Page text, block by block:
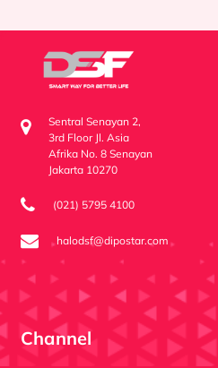
Sentral Senayan 2,
3rd Floor Jl. Asia
Afrika No. 8 Senayan
Jakarta 10270
(021) 5795 4100
halodsf@dipostar.com
Channel